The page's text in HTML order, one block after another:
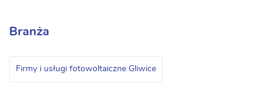
Branża
Firmy i usługi fotowoltaiczne Gliwice